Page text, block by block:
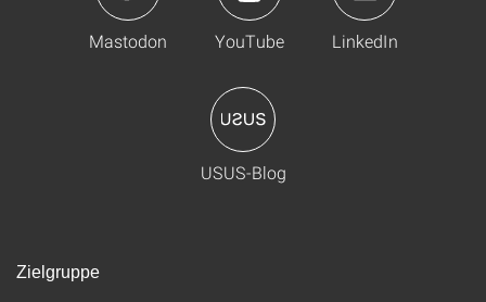
Mastodon YouTube LinkedIn
USUS-Blog
Zielgruppe